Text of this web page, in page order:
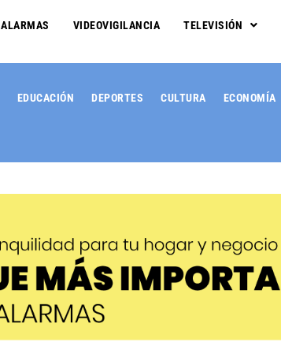
ALARMAS VIDEOVIGILANCIA TELEVISIÓN
EDUCACIÓN DEPORTES CULTURA ECONOMÍA